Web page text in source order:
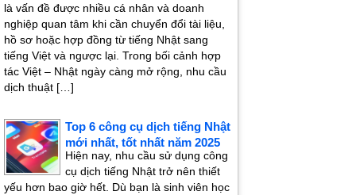
là vấn đề được nhiều cá nhân và doanh
nghiệp quan tâm khi cần chuyển đổi tài liệu,
hồ sơ hoặc hợp đồng từ tiếng Nhật sang
tiếng Việt và ngược lại. Trong bối cảnh hợp
tác Việt – Nhật ngày càng mở rộng, nhu cầu
dịch thuật […]
Top 6 công cụ dịch tiếng Nhật
mới nhất, tốt nhất năm 2025
Hiện nay, nhu cầu sử dụng công
cụ dịch tiếng Nhật trở nên thiết
yếu hơn bao giờ hết. Dù bạn là sinh viên học